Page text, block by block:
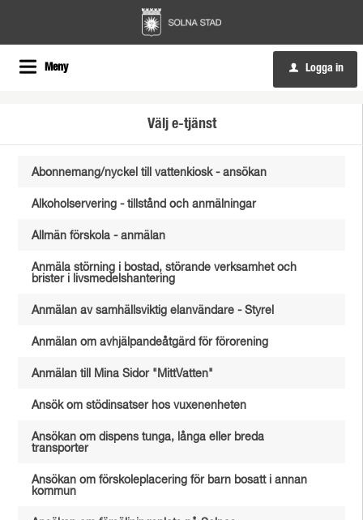
Meny u Logga in
Välj e-tjänst
Abonnemang/nyckel till vattenkiosk - ansökan
Alkoholservering - tillstånd och anmälningar
Allmän förskola - anmälan
Anmäla störning i bostad, störande verksamhet och
brister i livsmedelshantering
Anmälan av samhällsviktig elanvändare - Styrel
Anmälan om avhjälpandeåtgärd för förorening
Anmälan till Mina Sidor "MittVatten"
Ansök om stödinsatser hos vuxenenheten
Ansökan om dispens tunga, långa eller breda
transporter
Ansökan om förskoleplacering för barn bosatt i annan
kommun